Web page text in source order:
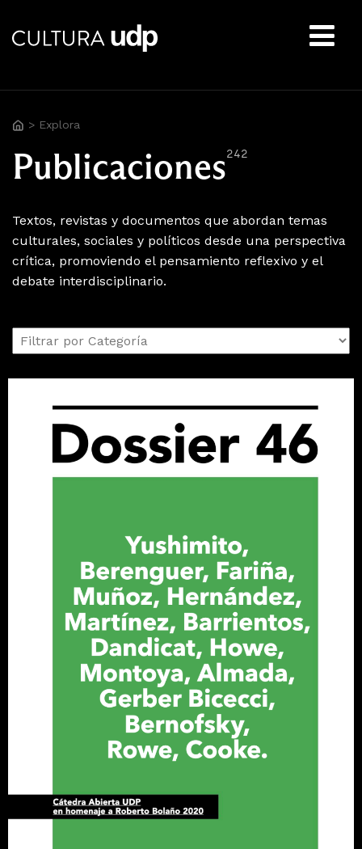
> Explora
Publicaciones242
Textos, revistas y documentos que abordan temas
culturales, sociales y políticos desde una perspectiva
crítica, promoviendo el pensamiento reflexivo y el
debate interdisciplinario.